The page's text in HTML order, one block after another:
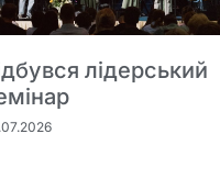
лідерський